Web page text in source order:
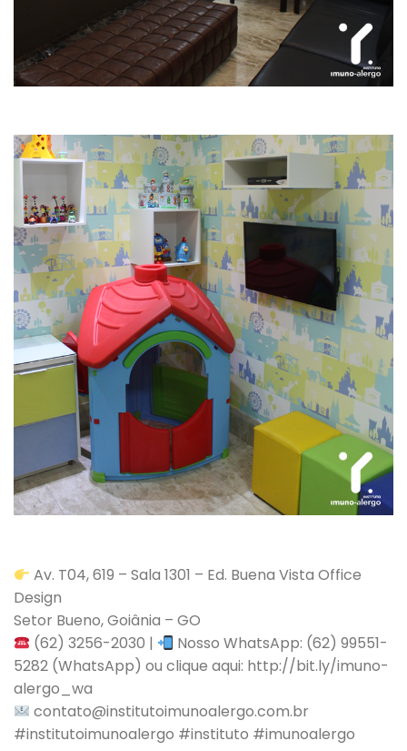
Av. T04, 619 – Sala 1301 – Ed. Buena Vista Office
Design
Setor Bueno, Goiânia – GO
(62) 3256-2030 |
Nosso WhatsApp: (62) 99551-
5282 (WhatsApp) ou clique aqui: http://bit.ly/imuno-
alergo_wa
contato@institutoimunoalergo.com.br
#institutoimunoalergo #instituto #imunoalergo